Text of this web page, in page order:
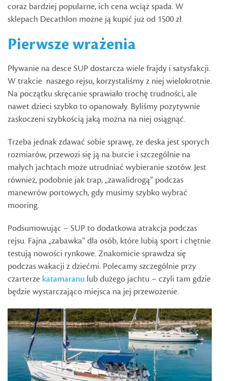
coraz bardziej popularne, ich cena wciąż spada. W
sklepach Decathlon możne ją kupić już od 1500 zł.
Pierwsze wrażenia
Pływanie na desce SUP dostarcza wiele frajdy i satysfakcji.
W trakcie naszego rejsu, korzystaliśmy z niej wielokrotnie.
Na początku skręcanie sprawiało trochę trudności, ale
nawet dzieci szybko to opanowały. Byliśmy pozytywnie
zaskoczeni szybkością jaką można na niej osiągnąć.
Trzeba jednak zdawać sobie sprawę, że deska jest sporych
rozmiarów, przewozi się ją na burcie i szczególnie na
małych jachtach może utrudniać wybieranie szotów. Jest
również, podobnie jak trap, „zawalidrogą” podczas
manewrów portowych, gdy musimy szybko wybrać
mooring.
Podsumowując – SUP to dodatkowa atrakcja podczas
rejsu. Fajna „zabawka” dla osób, które lubią sport i chętnie
testują nowości rynkowe. Znakomicie sprawdza się
podczas wakacji z dziećmi. Polecamy szczególnie przy
czarterze katamaranu lub dużego jachtu – czyli tam gdzie
będzie wystarczająco miejsca na jej przewożenie.